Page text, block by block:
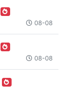
08-08
08-08